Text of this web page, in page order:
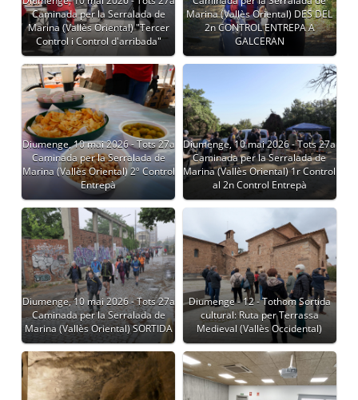
Caminada per la Serralada de
Marina (Vallès Oriental) "Tercer
Control i Control d'arribada"
Marina (Vallès Oriental) DES DEL
2n CONTROL ENTREPA A
GALCERAN
Diumenge, 10 mai 2026 - Tots 27a
Caminada per la Serralada de
Marina (Vallès Oriental) 2º Control
Entrepà
Diumenge, 10 mai 2026 - Tots 27a
Caminada per la Serralada de
Marina (Vallès Oriental) 1r Control
al 2n Control Entrepà
Diumenge, 10 mai 2026 - Tots 27a
Caminada per la Serralada de
Marina (Vallès Oriental) SORTIDA
Diumenge - 12 - Tothom Sortida
cultural: Ruta per Terrassa
Medieval (Vallès Occidental)